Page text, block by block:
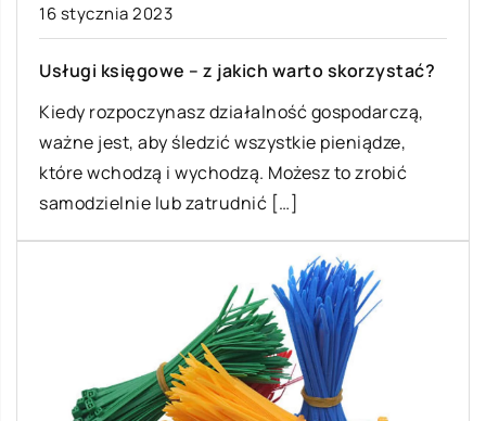
16 stycznia 2023
Usługi księgowe – z jakich warto skorzystać?
Kiedy rozpoczynasz działalność gospodarczą,
ważne jest, aby śledzić wszystkie pieniądze,
które wchodzą i wychodzą. Możesz to zrobić
samodzielnie lub zatrudnić […]